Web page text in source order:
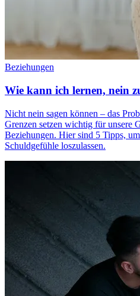
Beziehungen
Wie kann ich lernen, nein
Nicht nein sagen können – das
Grenzen setzen wichtig für unsere
Beziehungen. Hier sind 5 Tipps,
Schuldgefühle loszulassen.